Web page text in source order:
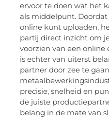
ervoor te doen wat het
als middelpunt.
online kunt uploaden,
partij direct inzicht om
voorzien van een online
is echter van uiterst
partner door zee te
precisie, snelheid en
de juiste
belang in de mate van